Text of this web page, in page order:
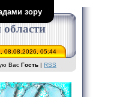
зору
области
08.08.2026, 05:44
Вас Гость | RSS